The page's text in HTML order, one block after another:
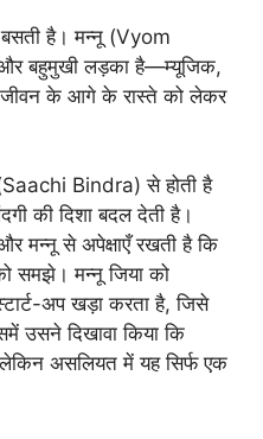
बसती है। मन्नू (Vyom
बहुमुखी लड़का है—म्यूजिक,
जीवन के आगे के रास्ते को लेकर
Bindra) से होती है
की दिशा बदल देती है।
मन्नू से अपेक्षाएँ रखती है कि
समझे। मन्नू जिया को
अप खड़ा करता है, जिसे
उसने दिखावा किया कि
असलियत में यह सिर्फ एक